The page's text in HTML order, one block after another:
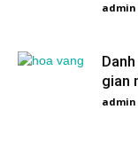
admin
gian
admin